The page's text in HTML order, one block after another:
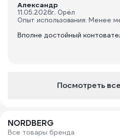
Александр
11.05.2026г. Орёл
Опыт использования: Менее
Вполне достойный
Посмотреть
NORDBERG
Все товары бренда